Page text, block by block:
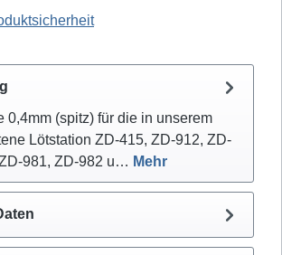
0,4mm (spitz) für die in unserem
Lötstation ZD-415, ZD-912, ZD-
981, ZD-982 u… Mehr